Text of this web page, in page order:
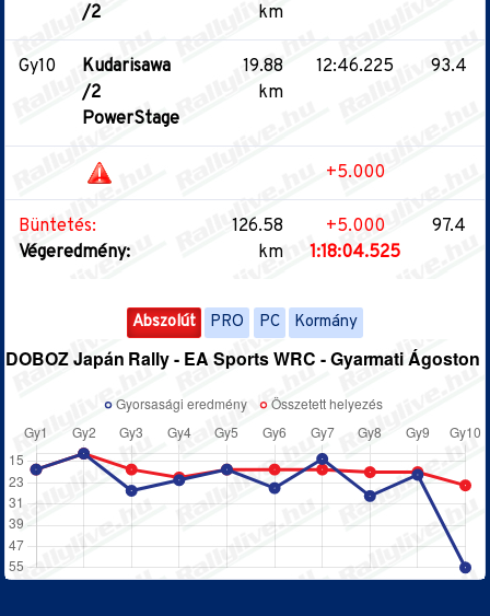
/2
km
Gy10
Kudarisawa
/2
PowerStage
19.88
km
12:46.225 93.4
+5.000
Büntetés:
Végeredmény:
126.58
km
+5.000
1:18:04.525
97.4
Abszolút PRO PC Kormány